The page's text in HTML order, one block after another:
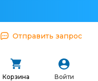
Отправить запрос
Корзина Войти